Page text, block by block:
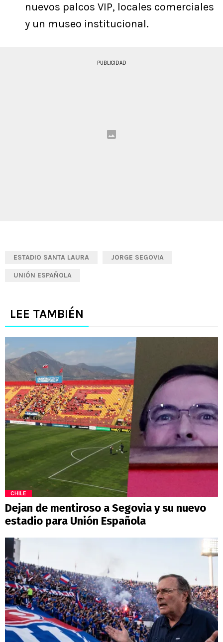
nuevos palcos VIP, locales comerciales
y un museo institucional.
PUBLICIDAD
ESTADIO SANTA LAURA JORGE SEGOVIA
UNIÓN ESPAÑOLA
LEE TAMBIÉN
CHILE
Dejan de mentiroso a Segovia y su nuevo
estadio para Unión Española